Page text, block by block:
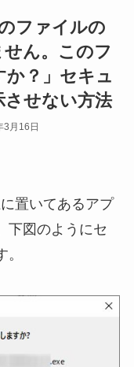
ファイルの
ん。このフ
か？」セキュ
させない方法
3月16日
置いてあるアプ
下図のようにセ